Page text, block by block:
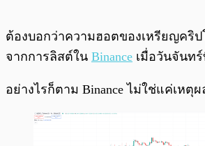
ต้องบอกว่าความฮอตของเหรียญคริ
จากการลิสต์ใน Binance เมื่อวันจันท
อย่างไรก็ตาม Binance ไม่ใช่แค่เหตุผ